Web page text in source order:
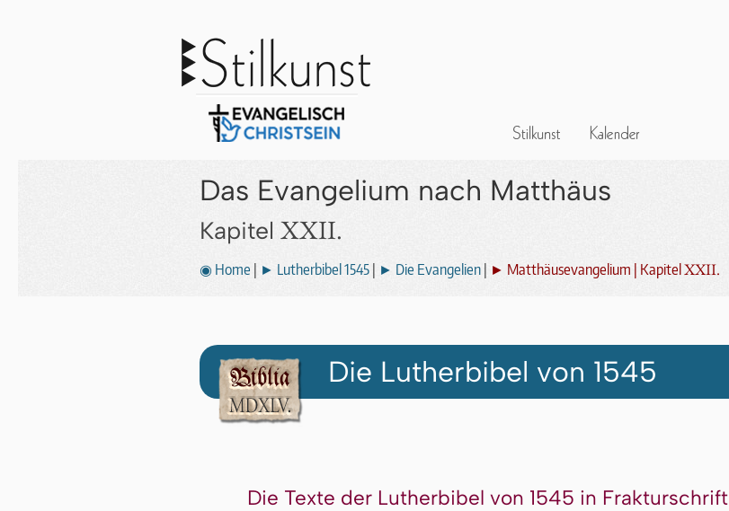
Das Evangelium nach Matthäus
Kapitel XXII.
◉ Home ► Lutherbibel 1545 ► Die Evangelien ► Matthäusevangelium | Kapitel XXII.
Die Lutherbibel von 1545
Die Texte der Lutherbibel von 1545 in Frakturschrift